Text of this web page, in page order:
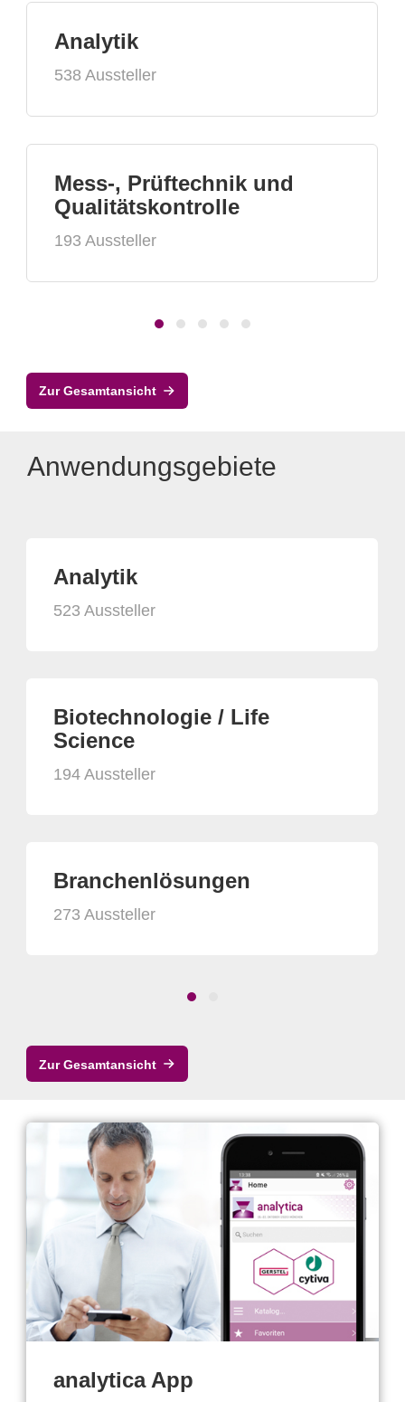
Analytik
538 Aussteller
Mess-, Prüftechnik und
Qualitätskontrolle
193 Aussteller
Zur Gesamtansicht
Anwendungsgebiete
Analytik
523 Aussteller
Biotechnologie / Life
Science
194 Aussteller
Branchenlösungen
273 Aussteller
Zur Gesamtansicht
analytica App